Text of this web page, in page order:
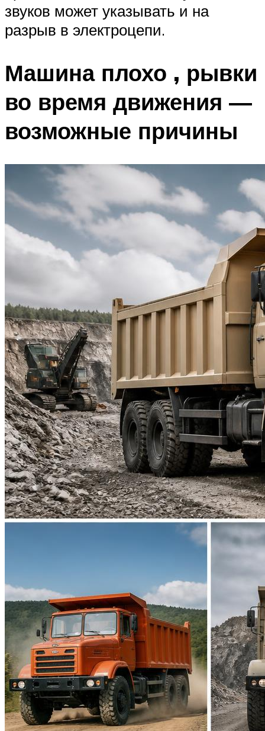
звуков может указывать и на
разрыв в электроцепи.
Машина плохо , рывки
во время движения —
возможные причины